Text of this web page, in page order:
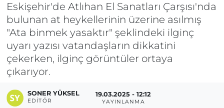
Eskişehir'de Atlıhan El Sanatları Çarşısı'nda
bulunan at heykellerinin üzerine asılmış
"Ata binmek yasaktır" şeklindeki ilginç
uyarı yazısı vatandaşların dikkatini
çekerken, ilginç görüntüler ortaya
çıkarıyor.
SONER YÜKSEL
EDITÖR
19.03.2025 - 12:12
YAYINLANMA